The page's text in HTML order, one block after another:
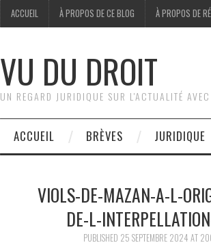
ACCUEIL À PROPOS DE CE BLOG À PROPOS DE
VU DU DROIT
UN REGARD JURIDIQUE SUR L'ACTUALITÉ
ACCUEIL BRÈVES JURIDIQUE
VIOLS-DE-MAZAN-A-L-
DE-L-
PUBLISHED 25 SEPTEMBRE 2024 AT